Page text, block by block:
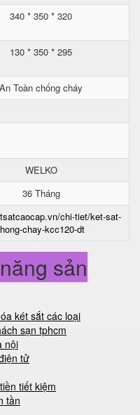
340 * 350 * 320
130 * 350 * 295
An Toàn chống cháy
WELKO
36 Tháng
chi-tiet/ket-sat-
chay-kcc120-dt
sản
két sắt các loại
sạn tphcm
nội
tử
tiết kiệm
tần